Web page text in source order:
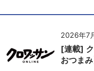
2026年7
[連載]
おつま